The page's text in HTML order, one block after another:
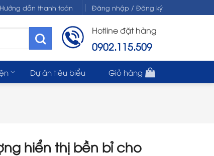
Hướng dẫn thanh toán Đăng nhập / Đăng ký
Hotline đặt hàng
0902.115.509
Dự án tiêu biểu Giỏ hàng
hiển thị bền bỉ cho